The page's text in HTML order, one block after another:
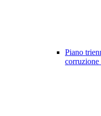
Piano
corruzione